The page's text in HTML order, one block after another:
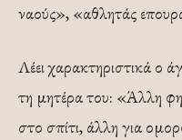
ναούς», «αθλητάς
Λέει χαρακτηριστικά ο
τη μητέρα του: «Άλλη
στο σπίτι, άλλη για